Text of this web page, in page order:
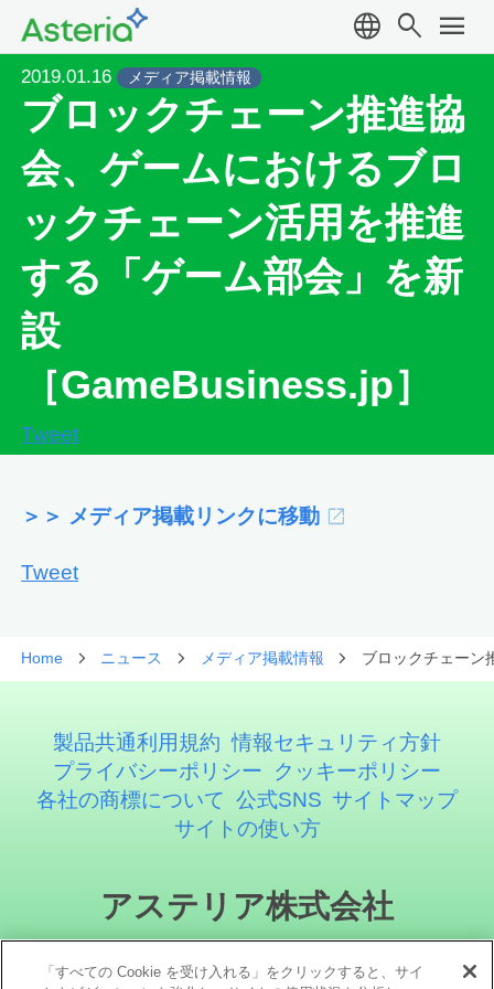
language search menu
2019.01.16 メディア掲載情報
ブロックチェーン推進協
会、ゲームにおけるブロ
ックチェーン活用を推進
する「ゲーム部会」を新
設
［GameBusiness.jp］
Tweet
＞＞ メディア掲載リンクに移動
Tweet
Home ニュース メディア掲載情報 ブロックチェーン
製品共通利用規約 情報セキュリティ方針
プライバシーポリシー
クッキーポリシー
各社の商標について 公式SNS サイトマップ
サイトの使い方
アステリア株式会社
「すべての Cookie を受け入れる」をクリックすると、サイ